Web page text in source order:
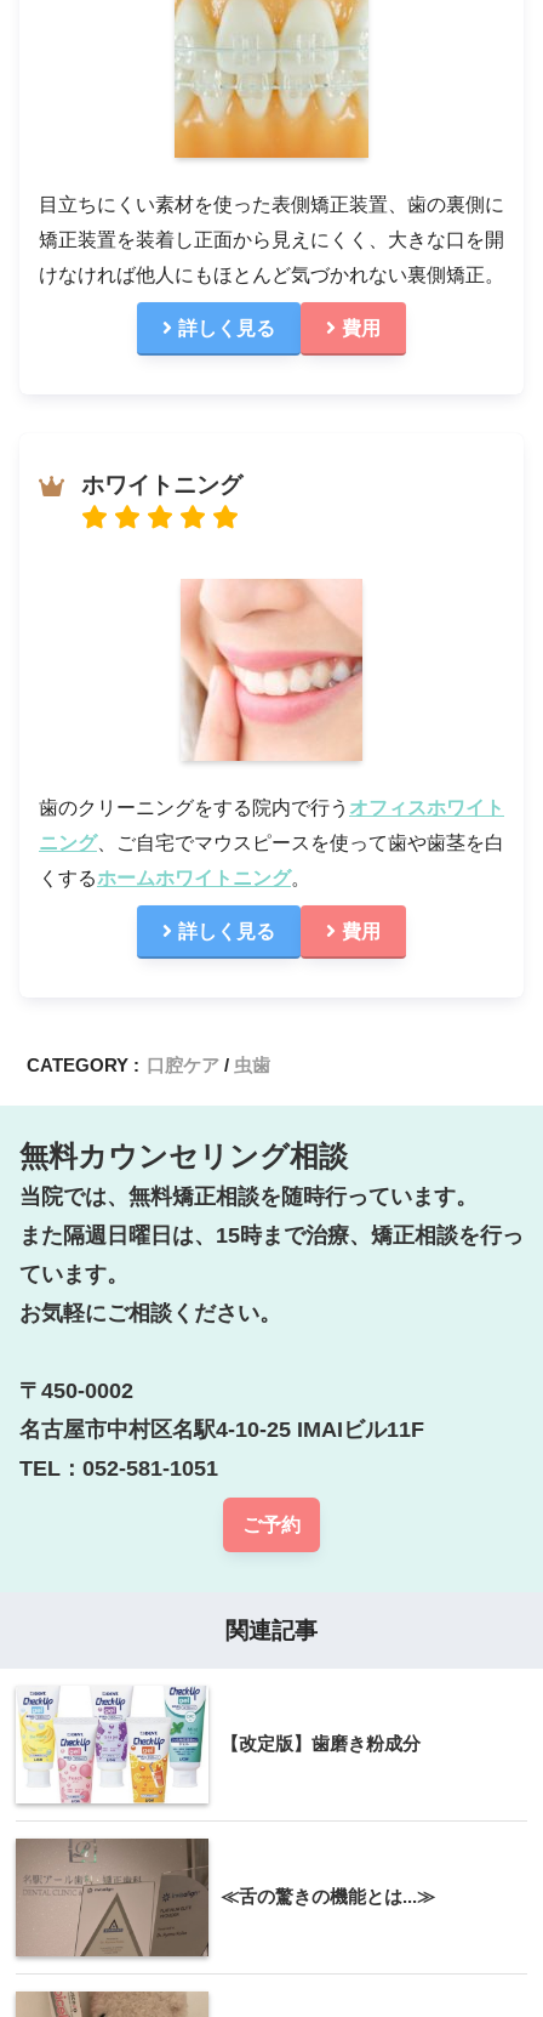
目立ちにくい素材を使った表側矯正装置、歯の裏側に
矯正装置を装着し正面から見えにくく、大きな口を開
けなければ他人にもほとんど気づかれない裏側矯正。
詳しく見る 費用
ホワイトニング
歯のクリーニングをする院内で行う オフィスホワイト
ニング、ご自宅でマウスピースを使って歯や歯茎を白
くするホームホワイトニング。
詳しく見る 費用
CATEGORY : 口腔ケア 虫歯
無料カウンセリング相談
当院では、無料矯正相談を随時行っています。
また隔週日曜日は、15時まで治療、矯正相談を行っ
ています。
お気軽にご相談ください。
〒450-0002
名古屋市中村区名駅4-10-25 IMAIビル11F
TEL：052-581-1051
ご予約
関連記事
【改定版】歯磨き粉成分
≪舌の驚きの機能とは...≫